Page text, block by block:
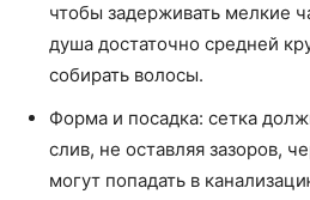
чтобы задерживать мелкие
душа достаточно средней
собирать волосы.
Форма и посадка: сетка
слив, не оставляя зазоров,
могут попадать в